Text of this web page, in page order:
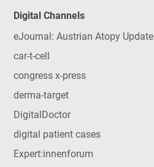
Digital Channels
eJournal: Austrian Atopy Update
car-t-cell
congress x-press
derma-target
DigitalDoctor
digital patient cases
Expert:innenforum